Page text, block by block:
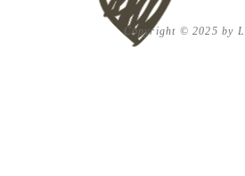
Copyright © 2025 by